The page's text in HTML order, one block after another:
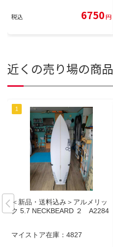
税込 6750円
近くの売り場の商品
＜新品・送料込み＞アルメリッ
ク 5.7 NECKBEARD ２ A2284
マイストア在庫： 4827